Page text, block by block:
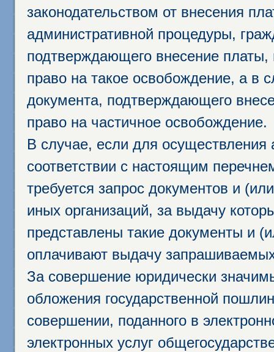
законодательством от внесения
административной процедуры,
подтверждающего внесение
право на такое освобождение, а в
документа, подтверждающего
право на частичное освобождение.
В случае, если для осуществления
соответствии с настоящим
требуется запрос документов и
иных организаций, за выдачу
представлены такие документы и
оплачивают выдачу
За совершение юридически
обложения государственной
совершении, поданного в
электронных услуг